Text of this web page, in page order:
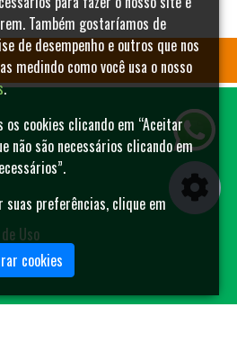
Uso
Também gostaríamos de
de desempenho e outros que nos
medindo como você usa o nosso
.
os cookies clicando em “Aceitar
não são necessários clicando em
preferências, clique em
cookies